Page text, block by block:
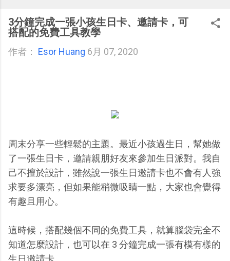
3分鐘完成一張小孩生日卡、邀請卡，可
搭配的免費工具教學
作者： Esor Huang 6月 07, 2020
周末分享一些輕鬆的主題。最近小孩過生日，幫她做
了一張生日卡，邀請親朋好友來參加生日派對。我自
己不擅於設計，雖然說一張生日邀請卡也不會有人強
求要多漂亮，但如果能稍微吸睛一點，大家也會覺得
有趣且用心。
這時候，搭配幾個不同的免費工具，就算腦袋完全不
知道怎麼設計，也可以在 3 分鐘完成一張有模有樣的
生日邀請卡。